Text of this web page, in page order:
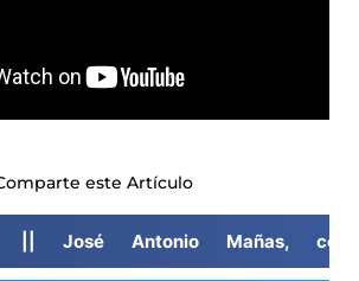
este Artículo
|| José Antonio Mañas,